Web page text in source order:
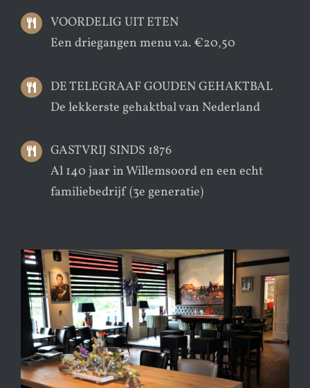
VOORDELIG UIT ETEN
Een driegangen menu v.a. €20,50
DE TELEGRAAF GOUDEN GEHAKTBAL
De lekkerste gehaktbal van Nederland
GASTVRIJ SINDS 1876
Al 140 jaar in Willemsoord en een echt
familiebedrijf (3e generatie)